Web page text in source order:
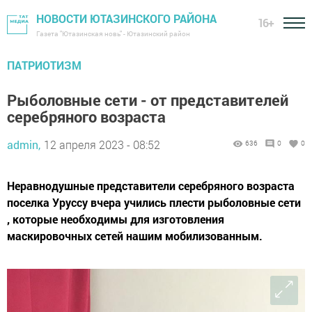
НОВОСТИ ЮТАЗИНСКОГО РАЙОНА
Газета "Ютазинская новь" - Ютазинский район
16+
ПАТРИОТИЗМ
Рыболовные сети - от представителей
серебряного возраста
admin, 12 апреля 2023 - 08:52 636 0 0
Неравнодушные представители серебряного возраста
поселка Уруссу вчера учились плести рыболовные сети
, которые необходимы для изготовления
маскировочных сетей нашим мобилизованным.